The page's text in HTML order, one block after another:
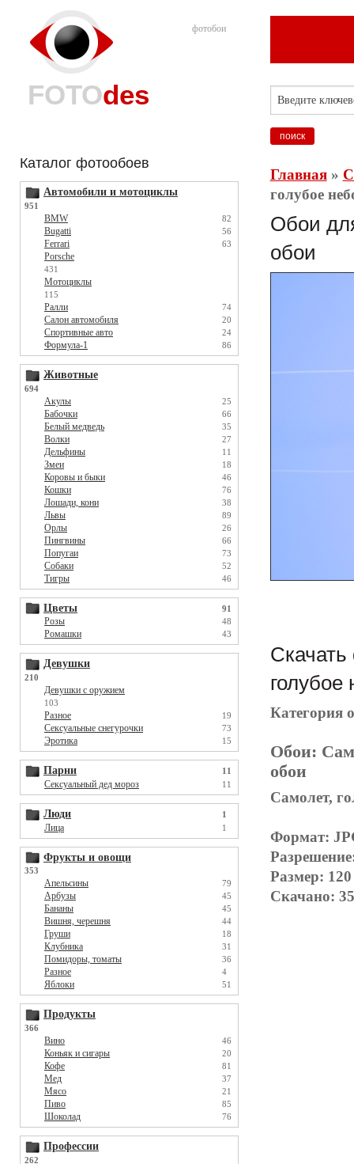
фотобои
FOTOdes
Каталог фотообоев
Автомобили и мотоциклы
951
BMW 82
Bugatti 56
Ferrari 63
Porsche
431
Мотоциклы
115
Ралли 74
Салон автомобиля 20
Спортивные авто 24
Формула-1 86
Животные
694
Акулы 25
Бабочки 66
Белый медведь 35
Волки 27
Дельфины 11
Змеи 18
Коровы и быки 46
Кошки 76
Лошади, кони 38
Львы 89
Орлы 26
Пингвины 66
Попугаи 73
Собаки 52
Тигры 46
Цветы 91
Розы 48
Ромашки 43
Девушки
210
Девушки с оружием
103
Разное 19
Сексуальные снегурочки 73
Эротика 15
Парни 11
Сексуальный дед мороз 11
Люди 1
Лица 1
Фрукты и овощи
353
Апельсины 79
Арбузы 45
Бананы 45
Вишня, черешня 44
Груши 18
Клубника 31
Помидоры, томаты 36
Разное 4
Яблоки 51
Продукты
366
Вино 46
Коньяк и сигары 20
Кофе 81
Мед 37
Мясо 21
Пиво 85
Шоколад 76
Профессии
262
Главная»
голубое
Обои
обои
Скачать
голубое
Категория
Обои:
обои
Самолет,
Формат:
Размер:
Скачано: